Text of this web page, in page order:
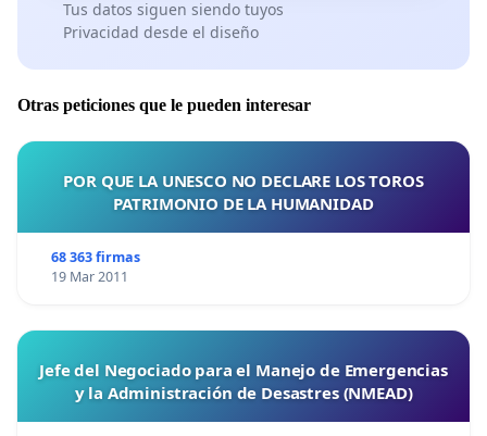
Tus datos siguen siendo tuyos
Privacidad desde el diseño
Otras peticiones que le pueden interesar
POR QUE LA UNESCO NO DECLARE LOS TOROS
PATRIMONIO DE LA HUMANIDAD
68 363 firmas
19 Mar 2011
Jefe del Negociado para el Manejo de Emergencias
y la Administración de Desastres (NMEAD)